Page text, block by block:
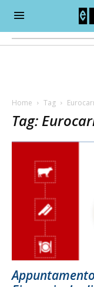
Home Tag
Tag: